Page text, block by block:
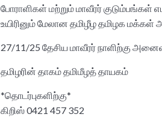
போராளிகள் மற்றும் மாவீரர் குடும்பங்கள்
உயிரினும் மேலான தமிழீழ தமிழக
27/11/25 தேசிய மாவீரர் நாளிற்கு
தமிழரின் தாகம் தமிமீழத் தாயகம்
*தொடர்புகளிற்கு*
கிறிஸ் 0421 457 352